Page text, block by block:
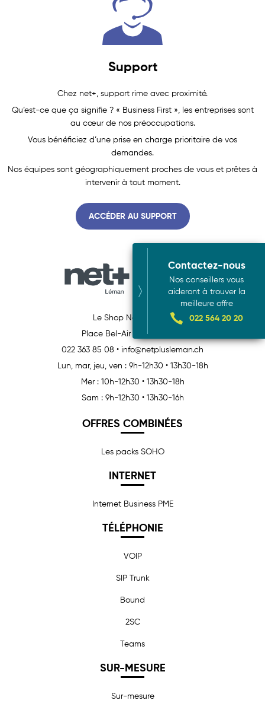
Contactez-nous
Nos conseillers vous
aideront à trouver la
meilleure offre
022 564 20 20
Support
Chez net+, support rime avec proximité.
Qu’est-ce que ça signifie ? « Business First », les entreprises sont
au cœur de nos préoccupations.
Vous bénéficiez d’une prise en charge prioritaire de vos
demandes.
Nos équipes sont géographiquement proches de vous et prêtes à
intervenir à tout moment.
ACCÉDER AU SUPPORT
Le Shop Net+ Léman
Place Bel-Air 5
1260 Nyon
022 363 85 08 • info@netplusleman.ch
Lun, mar, jeu, ven : 9h-12h30 • 13h30-18h
Mer : 10h-12h30 • 13h30-18h
Sam : 9h-12h30 • 13h30-16h
OFFRES COMBINÉES
Les packs SOHO
INTERNET
Internet Business PME
TÉLÉPHONIE
VOIP
SIP Trunk
Bound
2SC
Teams
SUR-MESURE
Sur-mesure